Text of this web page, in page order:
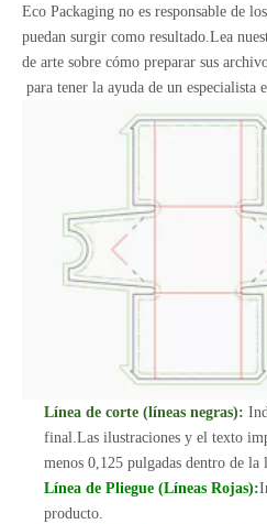
Eco Packaging no es responsable de
puedan surgir como resultado.Lea
de arte sobre cómo preparar sus
para tener la ayuda de un especialista
Línea de corte (líneas negras):
final.Las ilustraciones y el texto
menos 0,125 pulgadas dentro de la
Línea de Pliegue (Líneas Rojas):
producto.